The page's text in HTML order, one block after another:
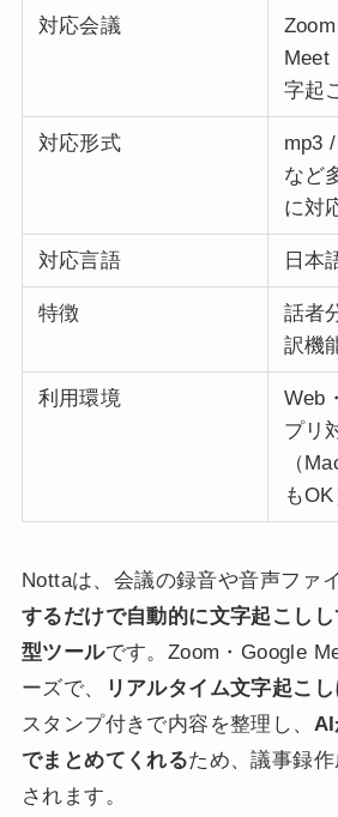
対応会議
Meet
字起
対応形式
mp3
など
に対
対応言語 日本
特徴
話者
訳機
利用環境
Web
プリ
（
もOK
Nottaは、会議の録音や音声ファ
するだけで自動的に文字起こし
型ツールです。Zoom・Google
ーズで、
リアルタイム文字起こ
スタンプ付きで内容を整理し、 AI
でまとめてくれるため、議事録
されます。